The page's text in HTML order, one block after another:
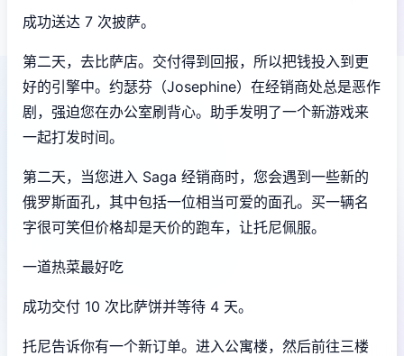
成功送达 7 次披萨。
第二天，去比萨店。交付得到回报，所以把钱投入到更
好的引擎中。约瑟芬（Josephine）在经销商处总是恶作
剧，强迫您在办公室刷背心。助手发明了一个新游戏来
一起打发时间。
第二天，当您进入 Saga 经销商时，您会遇到一些新的
俄罗斯面孔，其中包括一位相当可爱的面孔。买一辆名
字很可笑但价格却是天价的跑车，让托尼佩服。
一道热菜最好吃
成功交付 10 次比萨饼并等待 4 天。
托尼告诉你有一个新订单。进入公寓楼，然后前往三楼